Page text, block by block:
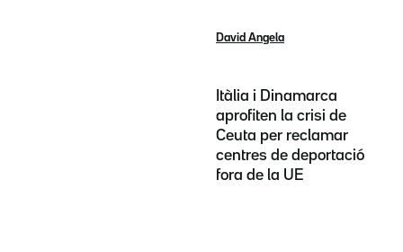
David Angela
Itàlia i Dinamarca
aprofiten la crisi de
Ceuta per reclamar
centres de deportació
fora de la UE